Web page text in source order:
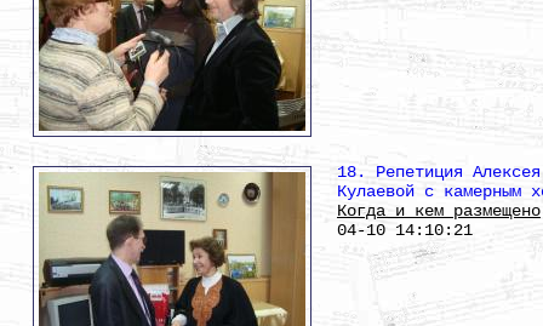
18. Репетиция
Кулаевой с камерным
Когда и кем размещено
04-10 14:10:21